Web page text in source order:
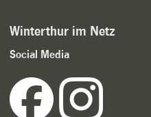
Winterthur im Netz
Social Media